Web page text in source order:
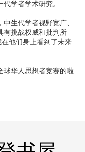
学者学术研究。
生代学者视野宽广、
有挑战权威和批判所
他们身上看到了未来
球华人思想者竞赛的啦